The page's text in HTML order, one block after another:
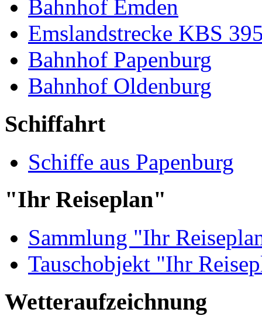
Bahnhof Emden
Emslandstrecke KBS
Bahnhof Papenburg
Bahnhof Oldenburg
Schiffahrt
Schiffe aus Papenburg
"Ihr Reiseplan"
Sammlung "Ihr
Tauschobjekt "Ihr
Wetteraufzeichnung